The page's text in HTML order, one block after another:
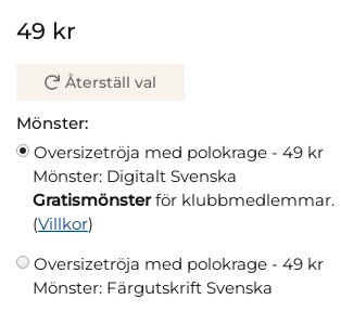
49 kr
Återställ val
Mönster:
Oversizetröja med polokrage - 49 kr
Mönster: Digitalt Svenska
Gratismönsterför klubbmedlemmar.
(Villkor)
Oversizetröja med polokrage - 49 kr
Mönster: Färgutskrift Svenska